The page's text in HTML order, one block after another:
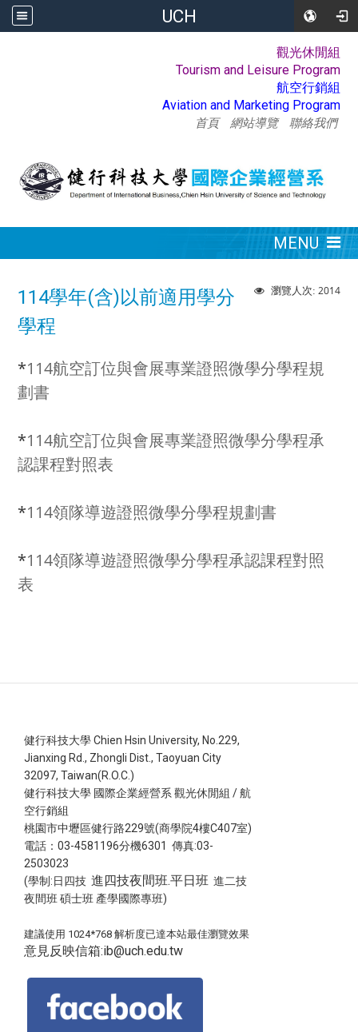
UCH
:::
觀光休閒組
Tourism and Leisure Program
航空行銷組
Aviation and Marketing Program
首頁 網站導覽 聯絡我們
MENU
瀏覽人次: 2014
114學年(含)以前適用學分
學程
*114航空訂位與會展專業證照微學分學程規
劃書
*114航空訂位與會展專業證照微學分學程承
認課程對照表
*114領隊導遊證照微學分學程規劃書
*114領隊導遊證照微學分學程承認課程對照
表
健行科技大學 Chien Hsin University, No.229,
Jianxing Rd., Zhongli Dist., Taoyuan City
32097, Taiwan(R.O.C.)
健行科技大學 國際企業經營系 觀光休閒組 / 航
空行銷組
桃園市中壢區健行路229號(商學院4樓C407室)
電話：03-4581196分機6301 傳真:03-
2503023
(學制:日四技進四技夜間班.平日班 進二技
夜間班 碩士班 產學國際專班)
建議使用 1024*768 解析度已達本站最佳瀏覽效果
意見反映信箱:ib@uch.edu.tw